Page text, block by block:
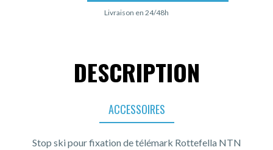
Livraison en 24/48h
DESCRIPTION
ACCESSOIRES
Stop ski pour fixation de télémark Rottefella NTN